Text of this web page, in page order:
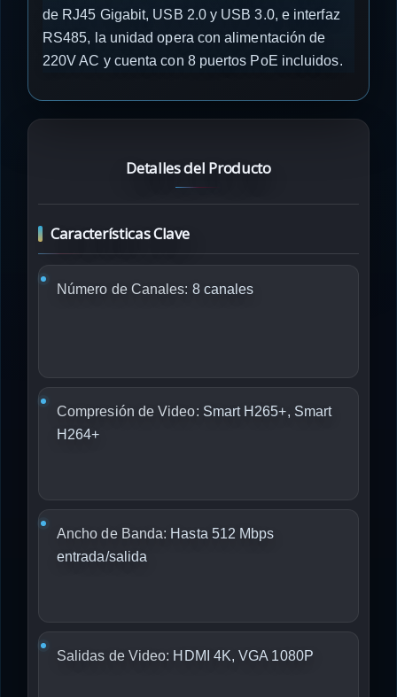
de RJ45 Gigabit, USB 2.0 y USB 3.0, e interfaz
RS485, la unidad opera con alimentación de
220V AC y cuenta con 8 puertos PoE incluidos.
Detalles del Producto
Características Clave
Número de Canales: 8 canales
Compresión de Video: Smart H265+, Smart
H264+
Ancho de Banda: Hasta 512 Mbps
entrada/salida
Salidas de Video: HDMI 4K, VGA 1080P